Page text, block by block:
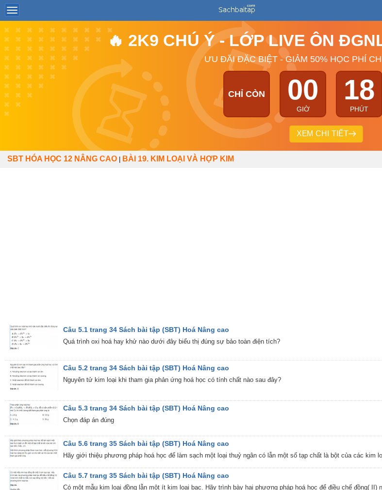
🔥 2K9 CHÚ Ý - LỚP LIVE ÔN
ƯU ĐÃI ĐẶC BIỆT - GIẢM 50% HỌC PHÍ
CHỈ CÒN 00
GIỜ
18
PHÚT
XEM CHI TIẾT
SBT HÓA HỌC 12 NÂNG CAO BÀI 19. KIM LOẠI VÀ HỢP KIM
Câu 5.1 trang 34 Sách bài tập (SBT) Hoá Nâng cao
Quá trình oxi hoá hay khử nào dưới đây biểu thị đúng sự bảo toàn điện tích?
Câu 5.2 trang 34 Sách bài tập (SBT) Hoá Nâng cao
Nguyên tử kim loại khi tham gia phản ứng hoá học có tính chất nào sau đây?
Câu 5.3 trang 34 Sách bài tập (SBT) Hoá Nâng cao
Chọn đáp án đúng
Câu 5.6 trang 35 Sách bài tập (SBT) Hoá Nâng cao
Hãy giới thiệu phương pháp hoá học để làm sạch một loại thuỷ ngân có lẫn một số tạp chất là bột của các kim
Câu 5.7 trang 35 Sách bài tập (SBT) Hoá Nâng cao
Có một mẫu kim loại đồng lẫn một ít kim loại bạc. Hãy trình bày hai phương pháp hoá học để điều chế đồng(